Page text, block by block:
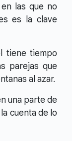
las que no
es la clave
tiene tiempo
parejas que
al azar.
una parte de
cuenta de lo